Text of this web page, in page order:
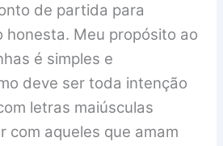
de partida para
honesta. Meu propósito ao
é simples e
deve ser toda intenção
letras maiúsculas
com aqueles que amam